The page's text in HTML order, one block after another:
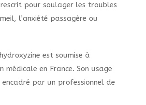
pour soulager les troubles
l’anxiété passagère ou
est soumise à
médicale en France. Son usage
par un professionnel de